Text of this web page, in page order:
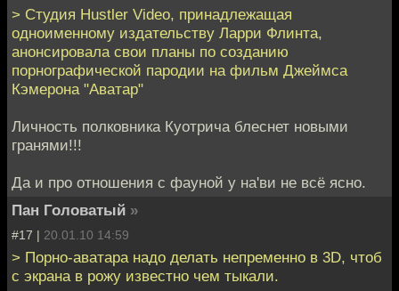
> Студия Hustler Video, принадлежащая
одноименному издательству Ларри Флинта,
анонсировала свои планы по созданию
порнографической пародии на фильм Джеймса
Кэмерона "Аватар"
Личность полковника Куотрича блеснет новыми
гранями!!!
Да и про отношения с фауной у на'ви не всё ясно.
Пан Головатый »
#17 | 20.01.10 14:59
> Порно-аватара надо делать непременно в 3D, чтоб
с экрана в рожу известно чем тыкали.